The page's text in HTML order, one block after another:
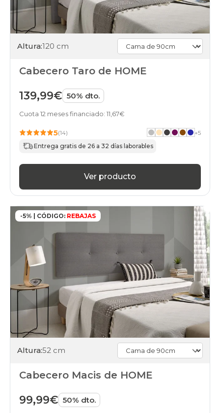
Altura:120 cm
Cabecero Taro de HOME
139,99€ 50% dto.
Cuota 12 meses financiado: 11,67€
5(14) +5
Entrega gratis de 26 a 32 días laborables
Ver producto
-5% | CÓDIGO: REBAJAS
Altura:52 cm
Cabecero Macis de HOME
99,99€ 50% dto.